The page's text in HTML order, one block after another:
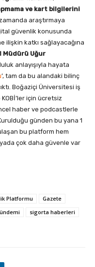
ve kart bilgilerini
araştırmaya
güvenlik konusunda
ilişkin katkı sağlayacağına
Müdürü Uğur
anlayışıyla hayata
’, tam da bu alandaki bilinç
Boğaziçi Üniversitesi iş
için ücretsiz
haber ve podcastlerle
günden bu yana 1
bu platform hem
çok daha güvenle var
Platformu
Gazete
sigorta haberleri